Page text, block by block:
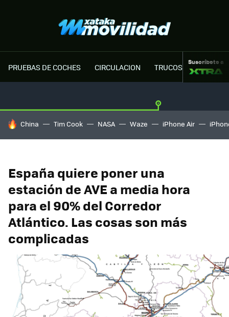
PRUEBAS DE COCHES CIRCULACION TRUCOS MOTOR
Suscríbete a
HOY SE HABLA DE
China Tim Cook NASA Waze iPhone Air
España quiere poner una
estación de AVE a media hora
para el 90% del Corredor
Atlántico. Las cosas son más
complicadas